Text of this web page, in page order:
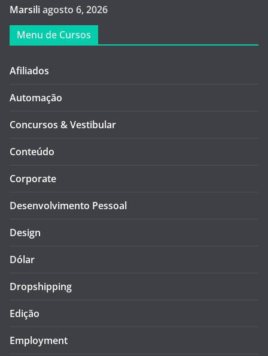
Marsiliagosto 6, 2026
Menu de Cursos
Afiliados
Automação
Concursos & Vestibular
Conteúdo
Corporate
Desenvolvimento Pessoal
Design
Dólar
Dropshipping
Edição
Employment